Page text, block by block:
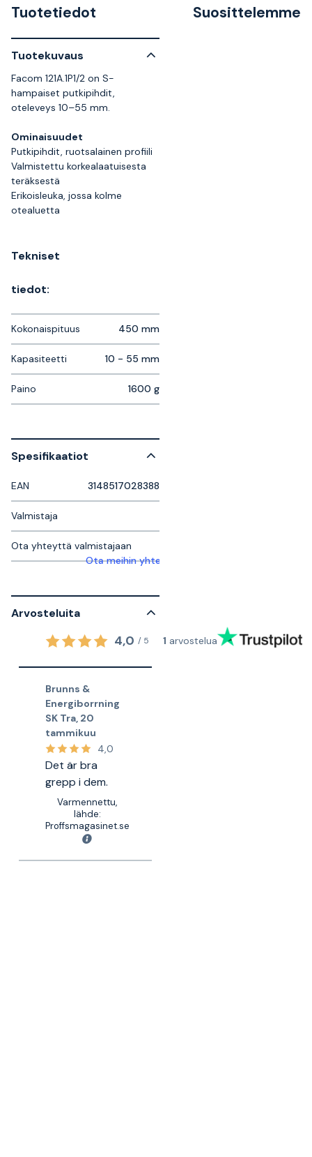
Tuotetiedot
Tuotekuvaus
Facom 121A.1P1/2 on S-
hampaiset putkipihdit,
oteleveys 10–55 mm.
Ominaisuudet
Putkipihdit, ruotsalainen profiili
Valmistettu korkealaatuisesta
teräksestä
Erikoisleuka, jossa kolme
otealuetta
Tekniset
tiedot:
Kokonaispituus 450 mm
Kapasiteetti 10 - 55 mm
Paino 1600 g
Spesifikaatiot
EAN 3148517028388
Valmistaja
Ota yhteyttä valmistajaan
Ota meihin yhteyttä saadaksesi lisätietoja
Arvosteluita
4,0 / 5 1 arvostelua
Brunns &
Energiborrning
SK Tra, 20
tammikuu
4,0
Det är bra
grepp i dem.
Varmennettu,
lähde:
Proffsmagasinet.se
Suosittelemme